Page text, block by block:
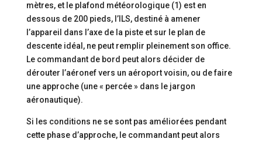
mètres, et le plafond météorologique (1) est en
dessous de 200 pieds, l’ILS, destiné à amener
l’appareil dans l’axe de la piste et sur le plan de
descente idéal, ne peut remplir pleinement son office.
Le commandant de bord peut alors décider de
dérouter l’aéronef vers un aéroport voisin, ou de faire
une approche (une « percée » dans le jargon
aéronautique).
Si les conditions ne se sont pas améliorées pendant
cette phase d’approche, le commandant peut alors